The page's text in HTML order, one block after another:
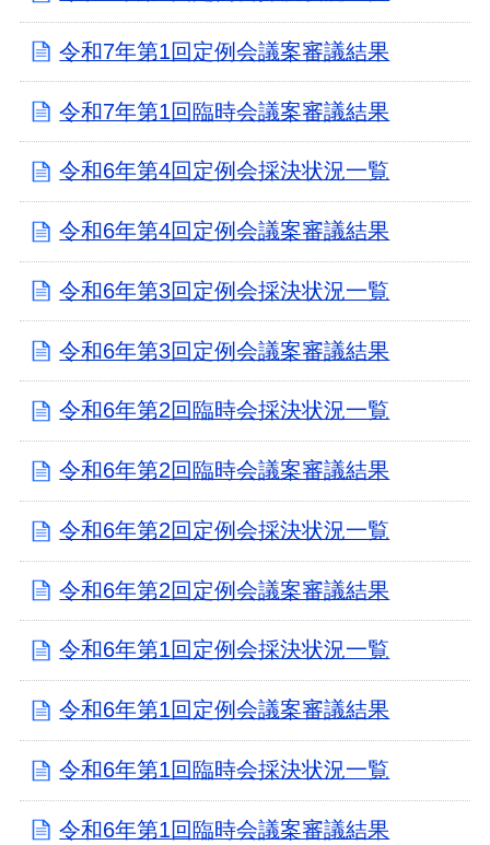
令和7年第1回定例会議案審議結果
令和7年第1回臨時会議案審議結果
令和6年第4回定例会採決状況一覧
令和6年第4回定例会議案審議結果
令和6年第3回定例会採決状況一覧
令和6年第3回定例会議案審議結果
令和6年第2回臨時会採決状況一覧
令和6年第2回臨時会議案審議結果
令和6年第2回定例会採決状況一覧
令和6年第2回定例会議案審議結果
令和6年第1回定例会採決状況一覧
令和6年第1回定例会議案審議結果
令和6年第1回臨時会採決状況一覧
令和6年第1回臨時会議案審議結果